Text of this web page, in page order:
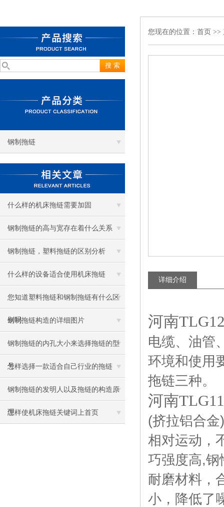
钢制拖链
什么样的机床拖链需要加固
钢制拖链的高与宽存在着什么关系
钢制拖链，塑料拖链的区别分析
什么样的设备适合使用机床拖链
您知道塑料拖链和钢制拖链有什么区
别吗
钢制拖链构造的详细图片
钢制拖链的内孔大小来选择拖链的型
号
怎样选择一款适合自己行业的拖链
钢制拖链的发明人以及拖链的构造原
理
怎样使机床拖链关键词上首页
您现在的位置： 首页 >>
详细介绍
河南
电缆、油管
环境和使用
拖链三种。
河南
(挤拉铝合金)
相对运动，
巧强度高,钢
耐磨材料，
小，降低了